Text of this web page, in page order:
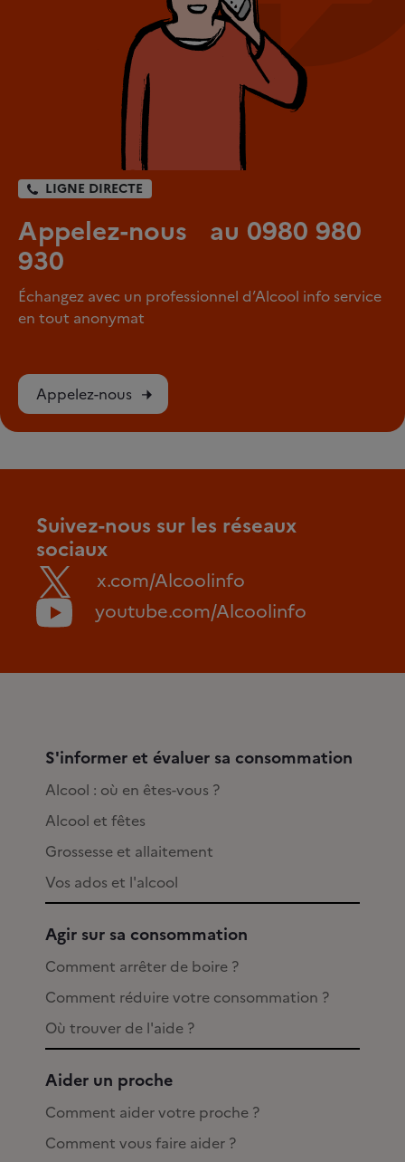
LIGNE DIRECTE
Appelez-nous au 0980 980
930
Échangez avec un professionnel d’Alcool info service
en tout anonymat
Appelez-nous
Suivez-nous sur les réseaux
sociaux
x.com/Alcoolinfo
youtube.com/Alcoolinfo
S'informer et évaluer sa consommation
Alcool : où en êtes-vous ?
Alcool et fêtes
Grossesse et allaitement
Vos ados et l'alcool
Agir sur sa consommation
Comment arrêter de boire ?
Comment réduire votre consommation ?
Où trouver de l'aide ?
Aider un proche
Comment aider votre proche ?
Comment vous faire aider ?